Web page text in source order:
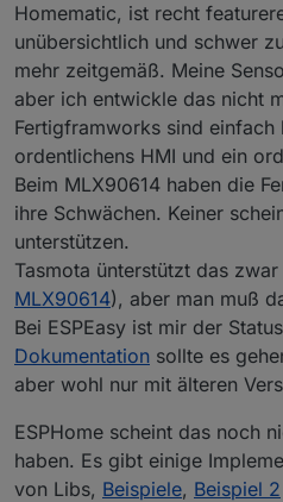
ausgelesen und
Homematic, ist recht
unübersichtlich und schwer
mehr zeitgemäß. Meine
aber ich entwickle das nicht
Fertigframworks sind einfach
ordentlichens HMI und ein
Beim MLX90614 haben die
ihre Schwächen. Keiner
unterstützen.
Tasmota ünterstützt das zwar
MLX90614), aber man muß
Bei ESPEasy ist mir der
Dokumentation sollte es
aber wohl nur mit älteren
ESPHome scheint das noch
haben. Es gibt einige
von Libs, Beispiele, Beispiel 2